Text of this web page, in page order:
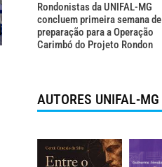
Rondonistas da UNIFAL-MG
concluem primeira semana de
preparação para a Operação
Carimbó do Projeto Rondon
AUTORES UNIFAL-MG